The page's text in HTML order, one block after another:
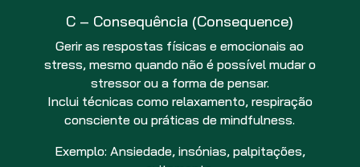
C – Consequência (Consequence)
Gerir as respostas físicas e emocionais ao
stress, mesmo quando não é possível mudar o
stressor ou a forma de pensar.
Inclui técnicas como relaxamento, respiração
consciente ou práticas de mindfulness.
Exemplo: Ansiedade, insónias, palpitações,